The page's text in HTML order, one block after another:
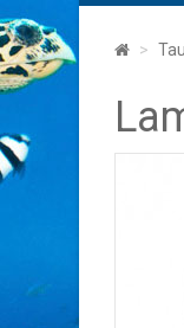
>